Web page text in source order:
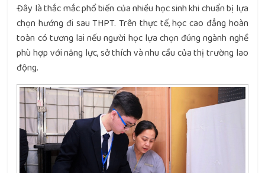
Đây là thắc mắc phổ biến của nhiều học sinh khi chuẩn bị lựa
chọn hướng đi sau THPT. Trên thực tế, học cao đẳng hoàn
toàn có tương lai nếu người học lựa chọn đúng ngành nghề
phù hợp với năng lực, sở thích và nhu cầu của thị trường lao
động.